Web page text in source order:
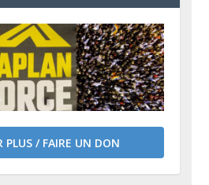
PLUS / FAIRE UN DON